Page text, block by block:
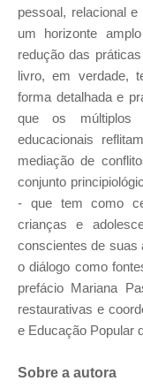
pessoal, relacional
um horizonte
redução das
livro, em verdade,
forma detalhada e
que os múltiplos
educacionais
mediação de
conjunto
- que tem como
crianças e
conscientes de suas
o diálogo como
prefácio Mariana
restaurativas e
e Educação Popular
Sobre a autora